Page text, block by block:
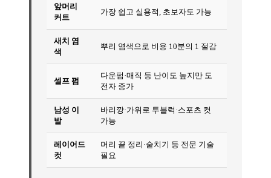
앞머리
커트
가장 쉽고 실용적, 초보자도 가능
새치 염
색
뿌리 염색으로 비용 10분의 1 절감
셀프 펌
다운펌·매직 등 난이도 높지만 도
전자 증가
남성 이
발
바리깡·가위로 투블럭·스포츠 컷
가능
레이어드
컷
머리 끝 정리·숱치기 등 전문 기술
필요